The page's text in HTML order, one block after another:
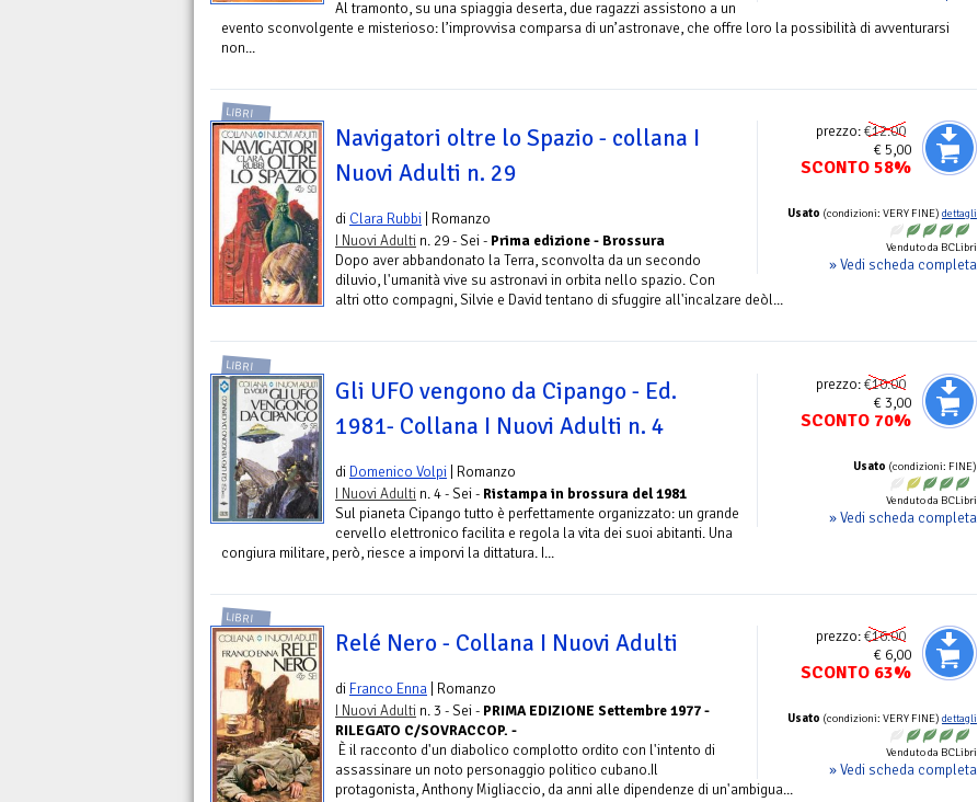
Al tramonto, su una spiaggia deserta, due ragazzi assistono a un
evento sconvolgente e misterioso: l’improvvisa comparsa di un’astronave, che offre loro la possibilità di avventurarsi
non...
prezzo:€12.00
€ 5,00
SCONTO 58%
Usato (condizioni: VERY FINE) dettagli
Venduto da BCLibri
» Vedi scheda completa
LIBRI
Navigatori oltre lo Spazio - collana I
Nuovi Adulti n. 29
di Clara Rubbi | Romanzo
I Nuovi Adulti n. 29 - Sei - Prima edizione - Brossura
Dopo aver abbandonato la Terra, sconvolta da un secondo
diluvio, l'umanità vive su astronavi in orbita nello spazio. Con
altri otto compagni, Silvie e David tentano di sfuggire all'incalzare deòl...
prezzo:€10.00
€ 3,00
SCONTO 70%
Usato (condizioni: FINE)
Venduto da BCLibri
» Vedi scheda completa
LIBRI
Gli UFO vengono da Cipango - Ed.
1981- Collana I Nuovi Adulti n. 4
di Domenico Volpi | Romanzo
I Nuovi Adulti n. 4 - Sei - Ristampa in brossura del 1981
Sul pianeta Cipango tutto è perfettamente organizzato: un grande
cervello elettronico facilita e regola la vita dei suoi abitanti. Una
congiura militare, però, riesce a imporvi la dittatura. I...
prezzo:€16.00
€ 6,00
SCONTO 63%
Usato (condizioni: VERY FINE) dettagli
Venduto da BCLibri
» Vedi scheda completa
LIBRI
Relé Nero - Collana I Nuovi Adulti
di Franco Enna | Romanzo
I Nuovi Adulti n. 3 - Sei - PRIMA EDIZIONE Settembre 1977 -
RILEGATO C/SOVRACCOP. -
È il racconto d'un diabolico complotto ordito con l'intento di
assassinare un noto personaggio politico cubano.Il
protagonista, Anthony Migliaccio, da anni alle dipendenze di un'ambigua...